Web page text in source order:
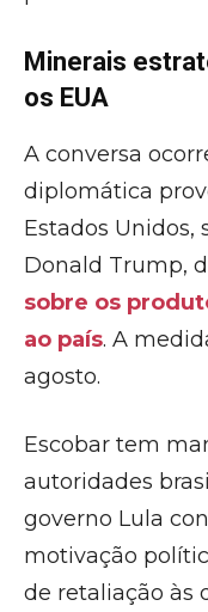
Minerais
os EUA
A conversa
diplomática
Estados Unidos,
Donald Trump,
sobre os
ao país. A
agosto.
Escobar tem
autoridades
governo Lula
motivação
de retaliação às